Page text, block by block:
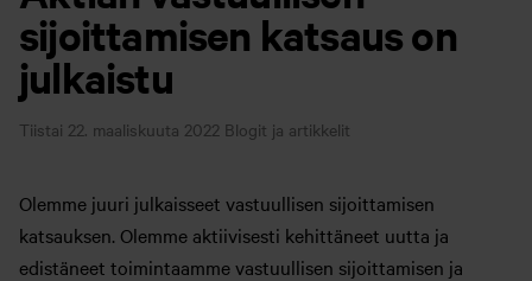
sijoittamisen katsaus on
julkaistu
Tiistai 22. maaliskuuta 2022 Blogit ja artikkelit
Olemme juuri julkaisseet vastuullisen sijoittamisen
katsauksen. Olemme aktiivisesti kehittäneet uutta ja
edistäneet toimintaamme vastuullisen sijoittamisen ja